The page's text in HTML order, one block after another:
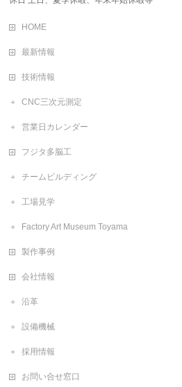
HOME
最新情報
技術情報
CNC三次元測定
営業日カレンダー
フジタ多脳工
チームビルディング
工場見学
Factory Art Museum Toyama
製作事例
会社情報
沿革
設備機械
採用情報
お問い合せ窓口